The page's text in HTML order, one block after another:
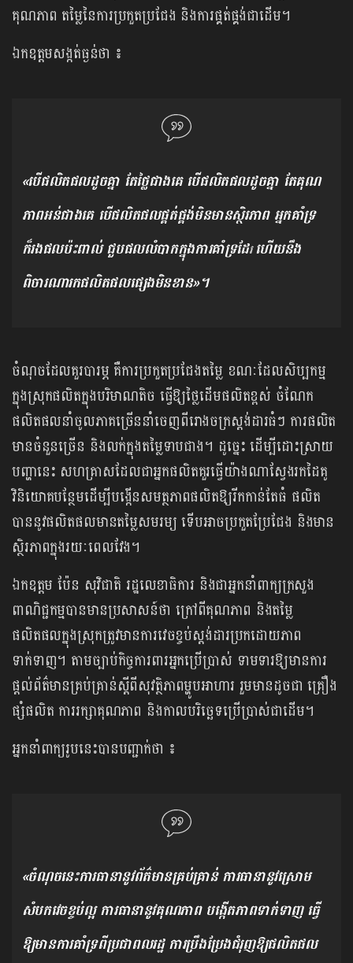
គុណភាព តម្លៃនៃការប្រកួតប្រជែង និងការផ្គត់ផ្គង់ជាដើម។
ឯកឧត្តមសង្កត់ធ្ងន់ថា ៖
«បើផលិតផលដូចគ្នា តែថ្លៃជាងគេ បើផលិតផលដូចគ្នា តែគុណ
ភាពអន់ជាងគេ បើផលិតផលផ្គត់ផ្គង់មិនមានស្ថិរភាព អ្នកគាំទ្រ
ក៏រងផលប៉ះពាល់ ជួបផលលំបាកក្នុងការគាំទ្រដែរហើយនឹង
ពិចារណារកផលិតផលផ្សេងមិនខាន»។
ចំណុចដែលគួរបារម្ភ ​គឺការប្រកួតប្រជែងតម្លៃ ខណៈដែលសិប្បកម្ម
ក្នុងស្រុកផលិតក្នុងបរិមាណតិច ធ្វើឱ្យថ្លៃដើមផលិតខ្ពស់ ចំណែក
ផលិតផលនាំចូលភាគច្រើននាំចេញពីរោងចក្រស្តង់ដារធំៗ ការផលិត
មានចំនួនច្រើន និងលក់ក្នុងតម្លៃទាបជាង។ ដូច្នេះ ដើម្បីដោះស្រាយ
បញ្ហានេះ សហគ្រាសដែលជាអ្នកផលិតគួរធ្វើយ៉ាងណាស្វែងរកដៃគូ
វិនិយោគបន្ថែមដើម្បីបង្កើនសមត្ថភាពផលិតឱ្យរីកកាន់តែធំ ផលិត
បាននូវផលិតផលមានតម្លៃសមរម្យ ទើបអាចប្រកួតប្រែជែង និងមាន
ស្ថិរភាពក្នុងរយៈពេលវែង។
ឯកឧត្តម ប៉ែន សុវិជាតិ រដ្ឋលេខាធិការ និងជាអ្នកនាំពាក្យក្រសួង
ពាណិជ្ជកម្មបានមានប្រសាសន៍ថា ក្រៅពីគុណភាព និងតម្លៃ
ផលិតផលក្នុងស្រុកត្រូវមានការវេចខ្ចប់ស្តង់ដារប្រកដោយភាព
ទាក់ទាញ។ តាមច្បាប់កិច្ចការពារអ្នកប្រើប្រាស់ ទាមទារឱ្យមានការ
ផ្តល់ព័ត៌មានគ្រប់គ្រាន់ស្តីពីសុវត្ថិភាពម្ហូបអាហារ រួមមានដូចជា គ្រឿង
ផ្សំផលិត ការរក្សាគុណភាព និងកាលបរិចេ្ឆទប្រើប្រាស់ជាដើម។​
អ្នកនាំពាក្យរូបនេះបានបញ្ជាក់ថា ៖
«ចំណុចនេះការធានានូវព័ត៌មានគ្រប់គ្រាន់ ការធានានូវស្រោម
សំបកវេចខ្ចប់ល្អ ការធានានូវគុណភាព បង្កើតភាពទាក់ទាញ ធ្វើ
ឱ្យមានការគាំទ្រពីប្រជាពលរដ្ឋ ការប្រឹងប្រែងជំរុញឱ្យផលិតផល